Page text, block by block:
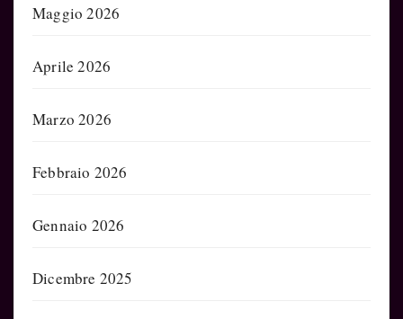
Maggio 2026
Aprile 2026
Marzo 2026
Febbraio 2026
Gennaio 2026
Dicembre 2025